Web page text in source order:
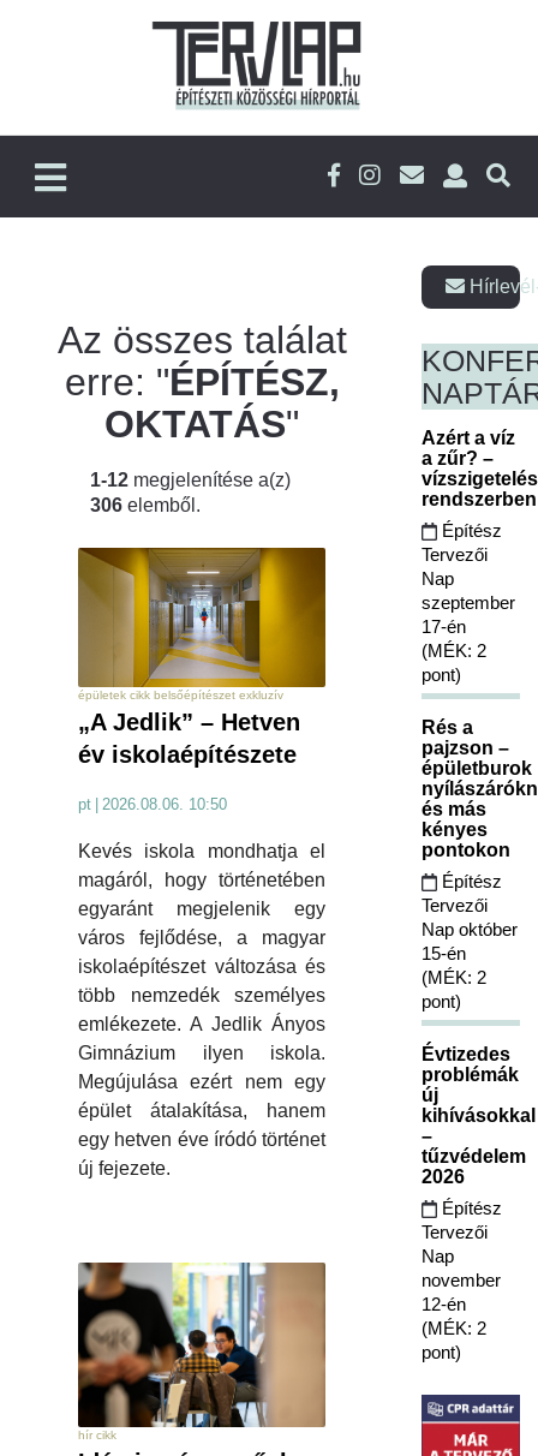
Az összes találat
erre: "ÉPÍTÉSZ,
OKTATÁS"
1-12 megjelenítése a(z)
306 elemből.
épületek cikk belsőépítészet exkluzív
„A Jedlik” – Hetven
év iskolaépítészete
pt | 2026.08.06. 10:50
Kevés iskola mondhatja el
magáról, hogy történetében
egyaránt megjelenik egy
város fejlődése, a magyar
iskolaépítészet változása és
több nemzedék személyes
emlékezete. A Jedlik Ányos
Gimnázium ilyen iskola.
Megújulása ezért nem egy
épület átalakítása, hanem
egy hetven éve íródó történet
új fejezete.
hír cikk
Azért a víz
a zűr? –
Építész
Tervezői
Nap
szeptember
17-én
(MÉK: 2
pont)
Rés a
pajzson –
épületburok
és más
kényes
pontokon
Építész
Tervezői
Nap október
15-én
(MÉK: 2
pont)
Évtizedes
problémák
új
kihívásokkal
–
tűzvédelem
2026
Építész
Tervezői
Nap
november
12-én
(MÉK: 2
pont)